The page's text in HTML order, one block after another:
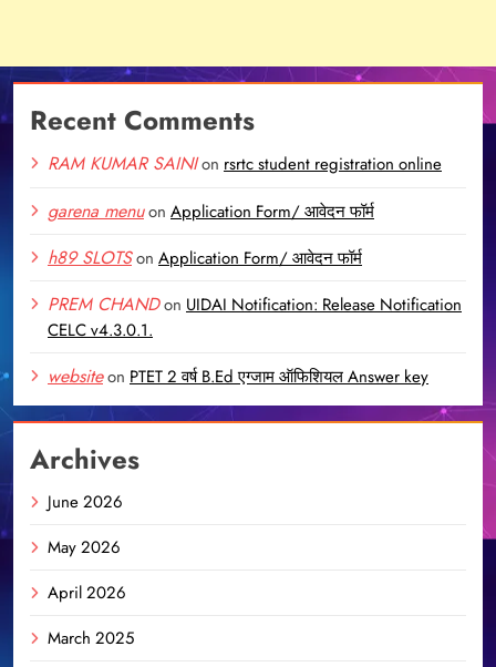
Recent Comments
RAM KUMAR SAINIon rsrtc student registration online
garena menuon Application Form/ आवेदन फॉर्म
h89 SLOTSon Application Form/ आवेदन फॉर्म
PREM CHANDon UIDAI Notification: Release Notification
CELC v4.3.0.1.
websiteon PTET 2 वर्ष B.Ed एग्जाम ऑफिशियल Answer key
Archives
June 2026
May 2026
April 2026
March 2025